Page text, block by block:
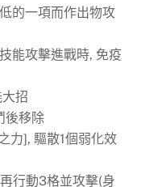
的一項而作出物攻
能攻擊進戰時, 免疫
招
後移除
力], 驅散1個弱化效
行動3格並攻擊(身